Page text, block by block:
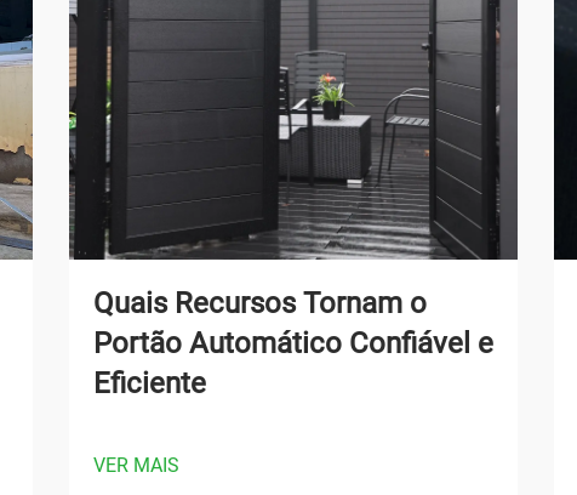
Quais Recursos Tornam o
Portão Automático Confiável e
Eficiente
VER MAIS